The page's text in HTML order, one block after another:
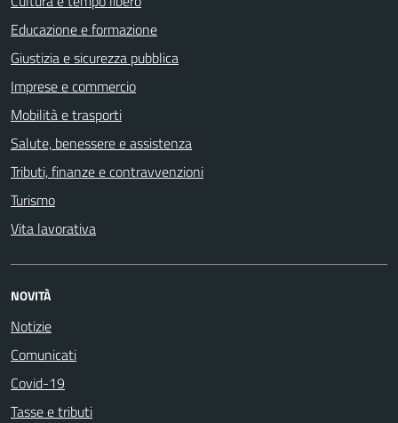
Educazione e formazione
Giustizia e sicurezza pubblica
Imprese e commercio
Mobilità e trasporti
Salute, benessere e assistenza
Tributi, finanze e contravvenzioni
Turismo
Vita lavorativa
NOVITÀ
Notizie
Comunicati
Covid-19
Tasse e tributi